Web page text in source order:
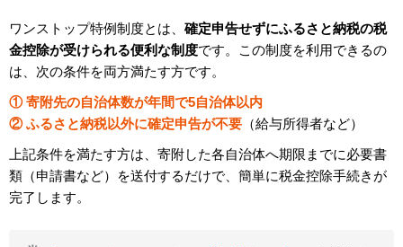
ワンストップ特例制度とは、 確定申告せずにふるさと納税の税
金控除が受けられる便利な制度です。この制度を利用できるの
は、次の条件を両方満たす方です。
① 寄附先の自治体数が年間で5自治体以内
② ふるさと納税以外に確定申告が不要 （給与所得者など）
上記条件を満たす方は、寄附した各自治体へ期限までに必要書
類（申請書など）を送付するだけで、簡単に税金控除手続きが
完了します。